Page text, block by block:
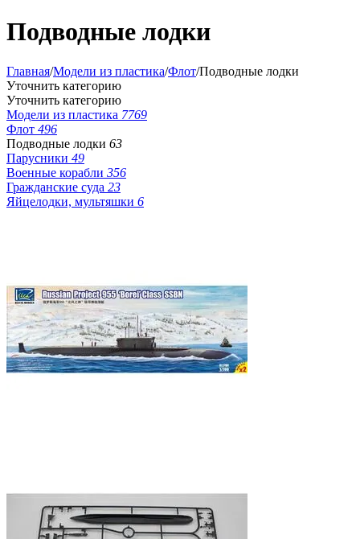
Подводные лодки
Главная/Модели из пластика/Флот/Подводные лодки
Уточнить категорию
Уточнить категорию
Модели из пластика 7769
Флот 496
Подводные лодки 63
Парусники 49
Военные корабли 356
Гражданские суда 23
Яйцелодки, мультяшки 6